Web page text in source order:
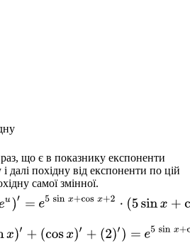
що є в показнику експоненти
далі похідну від експоненти по цій
самої змінної.